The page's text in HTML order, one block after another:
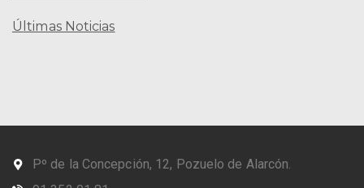
Últimas Noticias
Pº de la Concepción, 12, Pozuelo de Alarcón.